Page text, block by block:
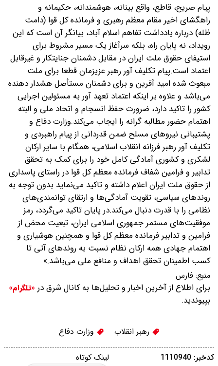
پیام صریح، قاطع، واقع بینانه، هوشمندانه، حکیمانه و
راهگشای اخیر مقام معظم رهبری و فرمانده کل قوا (دامت
ظله) درباره یادداشت تفاهم اسلام آباد، بیانگر آن است که این
رویداد، نه پایان راه، بلکه سرآغاز یک مسیر مشروط برای
استیفای حقوق ملت ایران در مقابل دشمنان جنایتکار و غیرقابل
اعتماد است.پیام تکلیف آور رهبر عزیزمان قطعا برای ملت
مبعوث شده امید آفرین و برای دشمنان مستأصل هشدار دهنده
می‌باشد و علاوه بر اینکه اعتماد تعهد آور به مسئولین اجرایی
کشور را تاکید دارد، ضرورت حفظ انسجام و اتحاد ملی و البته
اهتمام حضور مطالبه گرانه را ایجاب می‌کند.وزارت دفاع و
پشتیبانی نیروهای مسلح ضمن قدردانی از پیام راهبردی و
تکلیف آور رهبر فرزانه انقلاب اسلامی، همگام با سایر ارکان
لشکری و کشوری آمادگی کامل خود را برای کمک به تحقق
تدابیر و فرامین شفاف فرمانده معظم کل قوا در راستای پاسداری
از حقوق ملت ایران اعلام داشته و تاکید می‌نماید بدون توجه به
روندهای سیاسی، تقویت آمادگی‌ها و ارتقای توانمندی‌های
نظامی را با قدرت دنبال می‌کند.در پایان تاکید می‌گردد، رمز
موفقیت‌های مستمر جمهوری اسلامی ایران، تبعیت محض از
فرامین و تدابیر فرمانده معظم کل قوا و همچنین هوشیاری و
اهتمام جهادی همه ارکان نظام نسبت به روندهای آتی تا
کسب اطمینان تحقق اهداف و منافع ملی می‌باشد.»
منبع: فارس
برای اطلاع از آخرین اخبار و تحلیل‌ها به کانال شرق در «تلگرام»
بپیوندید.
رهبر انقلاب وزارت دفاع
لینک کوتاه کدخبر: 1110940